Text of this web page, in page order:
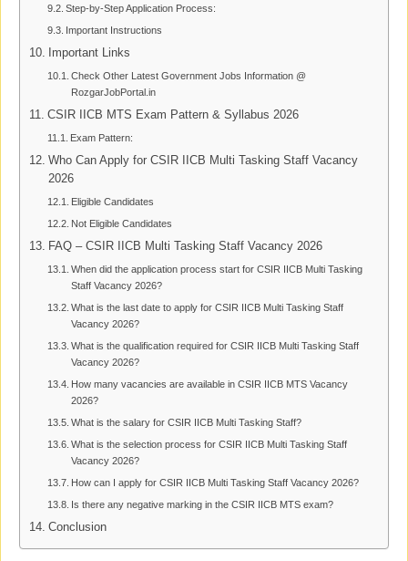
Step-by-Step Application Process:
Important Instructions
Important Links
Check Other Latest Government Jobs Information @
RozgarJobPortal.in
CSIR IICB MTS Exam Pattern & Syllabus 2026
Exam Pattern:
Who Can Apply for CSIR IICB Multi Tasking Staff Vacancy
2026
Eligible Candidates
Not Eligible Candidates
FAQ – CSIR IICB Multi Tasking Staff Vacancy 2026
When did the application process start for CSIR IICB Multi Tasking
Staff Vacancy 2026?
What is the last date to apply for CSIR IICB Multi Tasking Staff
Vacancy 2026?
What is the qualification required for CSIR IICB Multi Tasking Staff
Vacancy 2026?
How many vacancies are available in CSIR IICB MTS Vacancy
2026?
What is the salary for CSIR IICB Multi Tasking Staff?
What is the selection process for CSIR IICB Multi Tasking Staff
Vacancy 2026?
How can I apply for CSIR IICB Multi Tasking Staff Vacancy 2026?
Is there any negative marking in the CSIR IICB MTS exam?
Conclusion